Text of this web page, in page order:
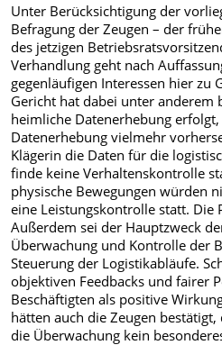
Unter Berücksichtigung der
Befragung der Zeugen – der
des jetzigen
Verhandlung geht nach
gegenläufigen Interessen hier zu
Gericht hat dabei unter anderem
heimliche Datenerhebung
Datenerhebung vielmehr
Klägerin die Daten für die
finde keine Verhaltenskontrolle
physische Bewegungen würden
eine Leistungskontrolle statt.
Außerdem sei der Hauptzweck
Überwachung und Kontrolle der
Steuerung der Logistikabläufe.
objektiven Feedbacks und fairer
Beschäftigten als positive
hätten auch die Zeugen
die Überwachung kein